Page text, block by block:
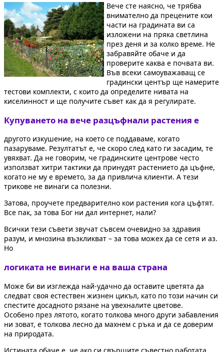
Вече сте наясно, че трябва
внимателно да прецените кои
части на градината ви са
изложени на пряка светлина
през деня и за колко време. Не
забравяйте обаче и да
проверите каква е почвата ви.
Във всеки самоуважаващ се
градински център ще намерите
тестови комплекти, с които да определите нивата на
киселинност и ще получите съвет как да я регулирате.
Купуването на вече разцъфнали растения е
другото изкушение, на което се поддаваме, когато
пазаруваме. Резултатът е, че скоро след като ги засадим, те
увяхват. Да не говорим, че градинските центрове често
използват хитри тактики да принудят растението да цъфне,
когато не му е времето, за да привлича клиенти. А тези
трикове не винаги са полезни.
Затова, проучете предварително кои растения кога цъфтят.
Все пак, за това Бог ни дал интернет, нали?
Всички тези съвети звучат съвсем очевидно за здравия
разум, и мнозина възкликват – за това можех да се сетя и аз.
Но
логиката не винаги е на ваша страна
Може би ви изглежда най-удачно да оставите цветята да
следват своя естествен жизнен цикъл, като по този начин си
спестите досадното рязане на увехналите цветове.
Особено през лятото, когато толкова много други забавления
ни зоват, е толкова лесно да махнем с ръка и да се доверим
на природата.